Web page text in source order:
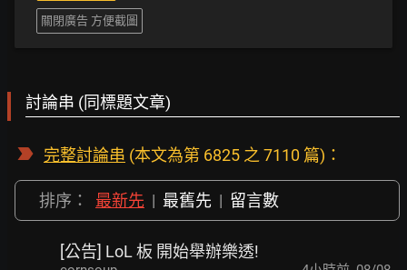
關閉廣告 方便截圖
討論串 (同標題文章)
完整討論串 (本文為第 6825 之 7110 篇)：
排序： 最新先 | 最舊先 | 留言數
[公告] LoL 板 開始舉辦樂透!